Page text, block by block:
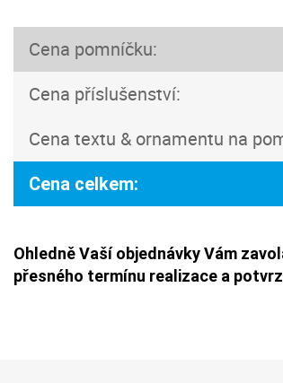
Cena pomníčku:
Cena příslušenství:
Cena textu & ornamentu na
Cena celkem:
Ohledně Vaší objednávky Vám
přesného termínu realizace a